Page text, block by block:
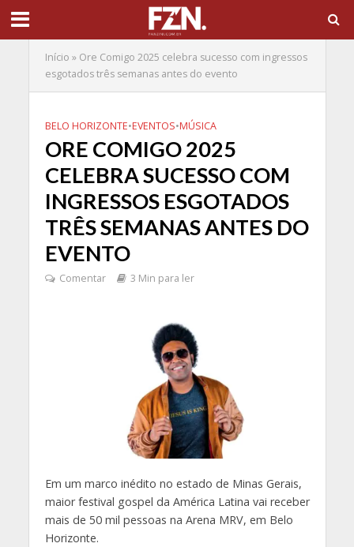
Início » Ore Comigo 2025 celebra sucesso com ingressos
esgotados três semanas antes do evento
BELO HORIZONTE•EVENTOS•MÚSICA
ORE COMIGO 2025
CELEBRA SUCESSO COM
INGRESSOS ESGOTADOS
TRÊS SEMANAS ANTES DO
EVENTO
Comentar 3 Min para ler
Em um marco inédito no estado de Minas Gerais,
maior festival gospel da América Latina vai receber
mais de 50 mil pessoas na Arena MRV, em Belo
Horizonte.